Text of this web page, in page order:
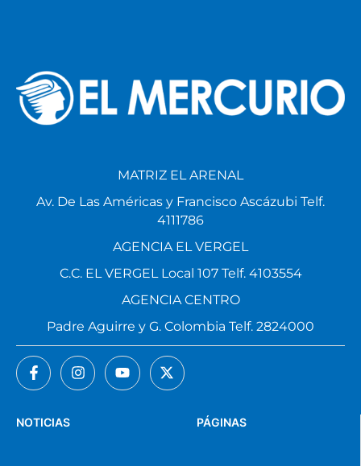
PÁGINAS
NOTICIAS
MATRIZ EL ARENAL
Av. De Las Américas y Francisco Ascázubi Telf.
4111786
AGENCIA EL VERGEL
C.C. EL VERGEL Local 107 Telf. 4103554
AGENCIA CENTRO
Padre Aguirre y G. Colombia Telf. 2824000